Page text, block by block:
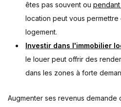
êtes pas souvent ou
location peut vous
logement.
Investir dans l'immobilier
le louer peut offrir des
dans les zones à forte
Augmenter ses revenus demande